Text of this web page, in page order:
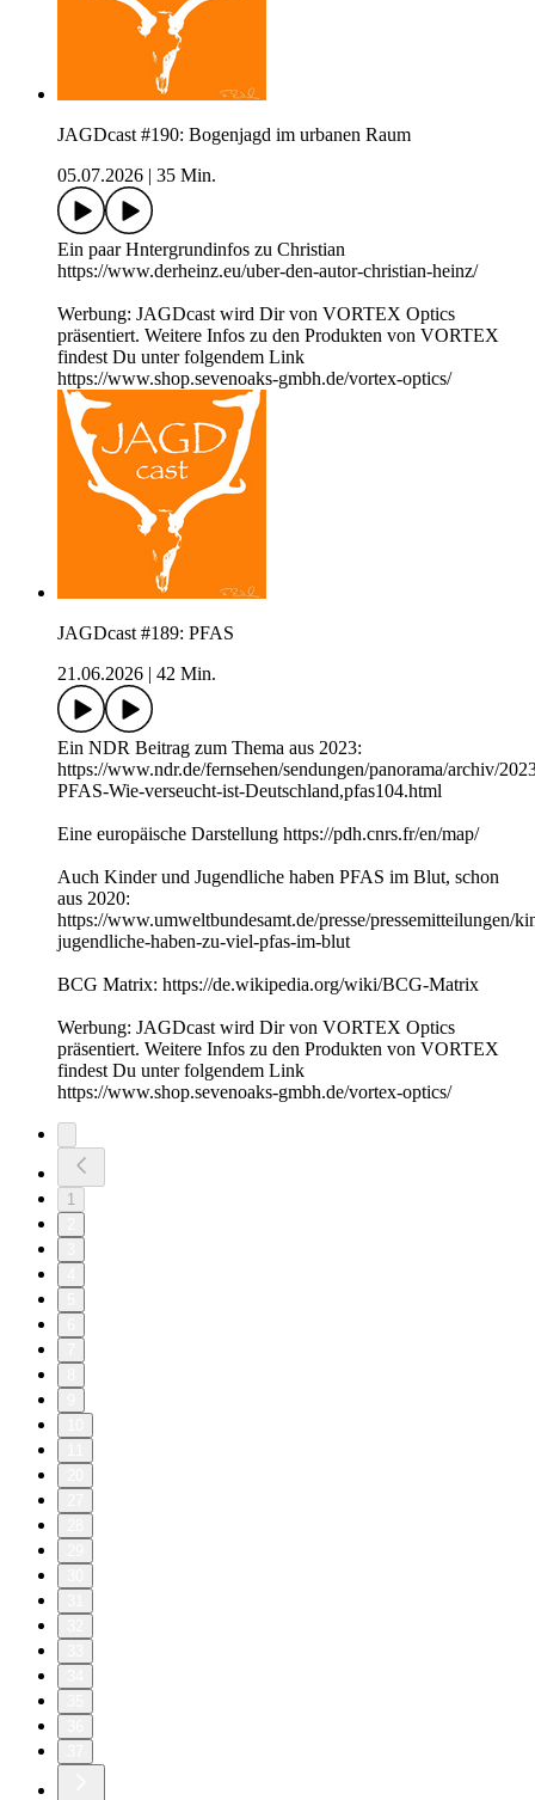
JAGDcast #190: Bogenjagd im urbanen Raum
05.07.2026
35 Min.
Ein paar Hntergrundinfos zu Christian
https://www.derheinz.eu/uber-den-autor-christian-heinz/
Werbung: JAGDcast wird Dir von VORTEX Optics
präsentiert. Weitere Infos zu den Produkten von VORTEX
findest Du unter folgendem Link
https://www.shop.sevenoaks-gmbh.de/vortex-optics/
JAGDcast #189: PFAS
21.06.2026
42 Min.
Ein NDR Beitrag zum Thema aus 2023:
https://www.ndr.de/fernsehen/sendungen/panorama/archiv/
PFAS-Wie-verseucht-ist-Deutschland,pfas104.html
Eine europäische Darstellung https://pdh.cnrs.fr/en/map/
Auch Kinder und Jugendliche haben PFAS im Blut, schon
aus 2020:
https://www.umweltbundesamt.de/presse/pressemitteilungen/
jugendliche-haben-zu-viel-pfas-im-blut
BCG Matrix: https://de.wikipedia.org/wiki/BCG-Matrix
Werbung: JAGDcast wird Dir von VORTEX Optics
präsentiert. Weitere Infos zu den Produkten von VORTEX
findest Du unter folgendem Link
https://www.shop.sevenoaks-gmbh.de/vortex-optics/
1